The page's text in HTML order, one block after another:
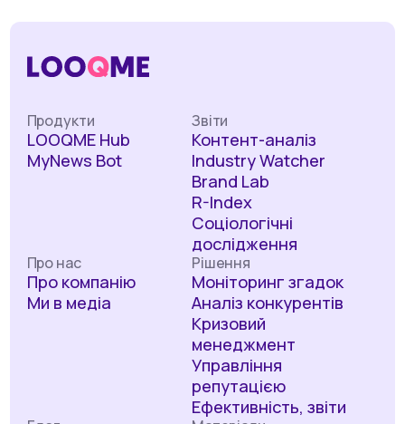
Продукти
LOOQME Hub
MyNews Bot
Звіти
Контент-аналіз
Industry Watcher
Brand Lab
R-Index
Соціологічні
дослідження
Рішення
Моніторинг згадок
Аналіз конкурентів
Кризовий
менеджмент
Управління
репутацією
Ефективність, звіти
Про нас
Про компанію
Ми в медіа